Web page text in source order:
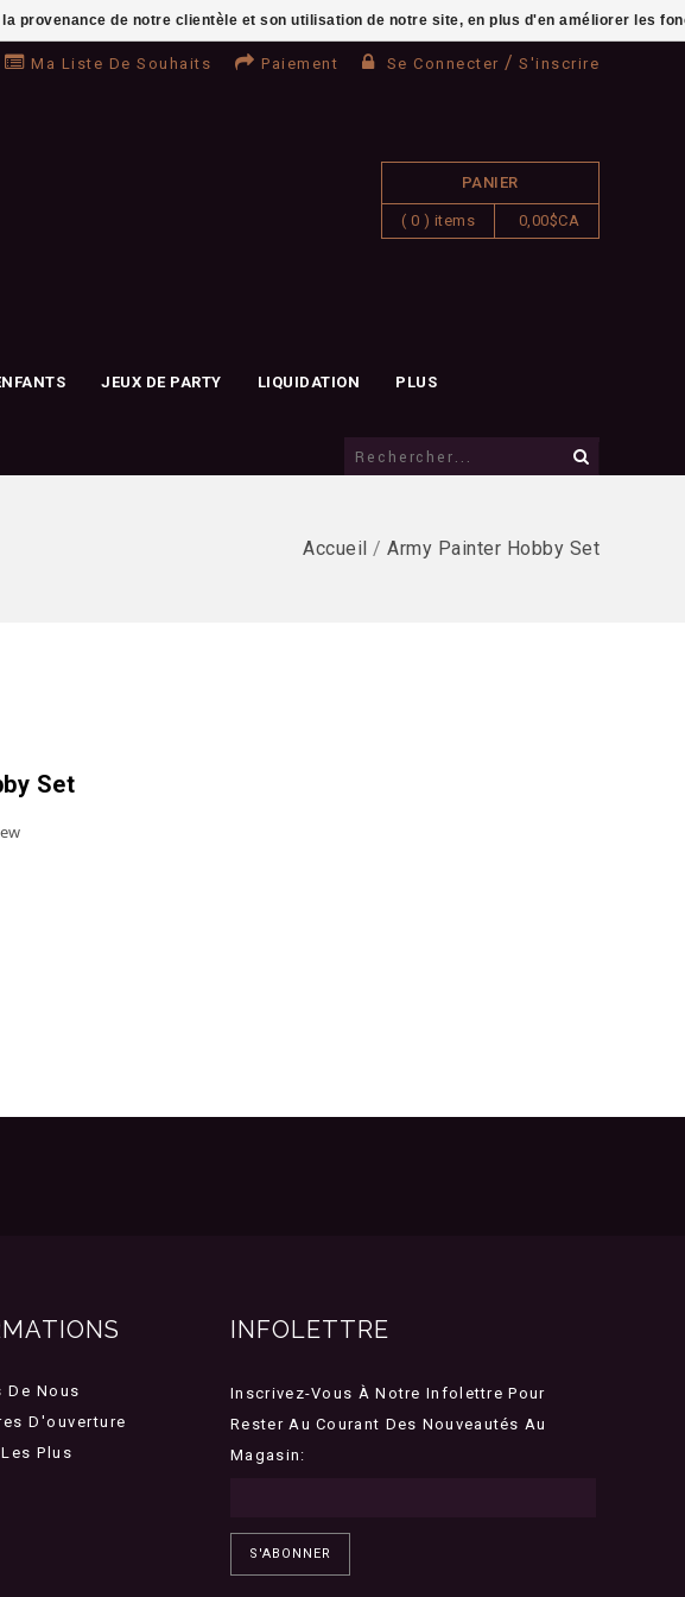
Ma Liste De Souhaits Paiement Se Connecter / S'inscrire
PANIER
( 0 ) items 0,00$CA
JEUX DE PARTY LIQUIDATION PLUS
Accueil / Army Painter Hobby Set
Set
De Nous
D'ouverture
Plus
INFOLETTRE
Inscrivez-Vous À Notre Infolettre Pour
Rester Au Courant Des Nouveautés Au
Magasin:
S'ABONNER
provenance de notre clientèle et son utilisation de notre site, en plus d'en améliorer les